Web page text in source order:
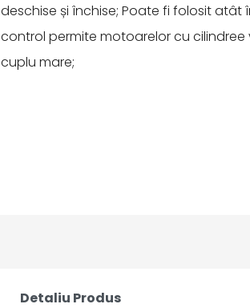
deschise și închise; Poate fi folosit
control permite motoarelor cu
cuplu mare;
Detaliu Produs